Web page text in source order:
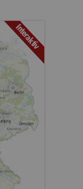
Interaktiv